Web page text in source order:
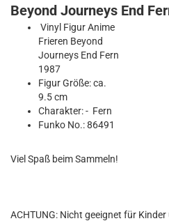
Beyond Journeys End
Vinyl Figur Anime
Frieren Beyond
Journeys End Fern
1987
Figur Größe: ca.
9.5 cm
Charakter: - Fern
Funko No.: 86491
Viel Spaß beim Sammeln!
ACHTUNG: Nicht geeignet für